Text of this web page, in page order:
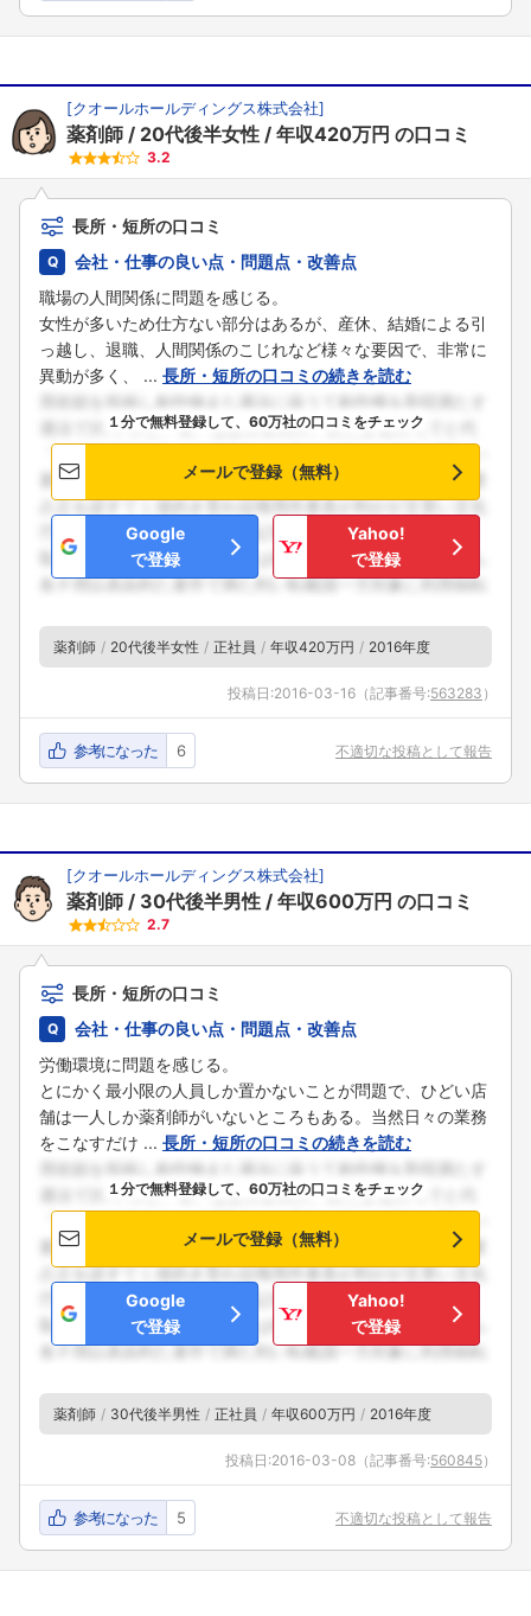
[クオールホールディングス株式会社]
薬剤師 20代後半女性 年収420万円 の口コミ
3.2
長所・短所の口コミ
会社・仕事の良い点・問題点・改善点
職場の人間関係に問題を感じる。
女性が多いため仕方ない部分はあるが、産休、結婚による引
っ越し、退職、人間関係のこじれなど様々な要因で、非常に
異動が多く、 ... 長所・短所の口コミの続きを読む
１分で無料登録して、60万社の口コミをチェック
メールで登録（無料）
Google
で登録
Yahoo!
で登録
薬剤師 20代後半女性 正社員 年収420万円 2016年度
投稿日:2016-03-16 （記事番号:563283 ）
参考になった 6 不適切な投稿として報告
[クオールホールディングス株式会社]
薬剤師 30代後半男性 年収600万円 の口コミ
2.7
長所・短所の口コミ
会社・仕事の良い点・問題点・改善点
労働環境に問題を感じる。
とにかく最小限の人員しか置かないことが問題で、ひどい店
舗は一人しか薬剤師がいないところもある。当然日々の業務
をこなすだけ ... 長所・短所の口コミの続きを読む
１分で無料登録して、60万社の口コミをチェック
メールで登録（無料）
Google
で登録
Yahoo!
で登録
薬剤師 30代後半男性 正社員 年収600万円 2016年度
投稿日:2016-03-08 （記事番号:560845）
参考になった 5 不適切な投稿として報告